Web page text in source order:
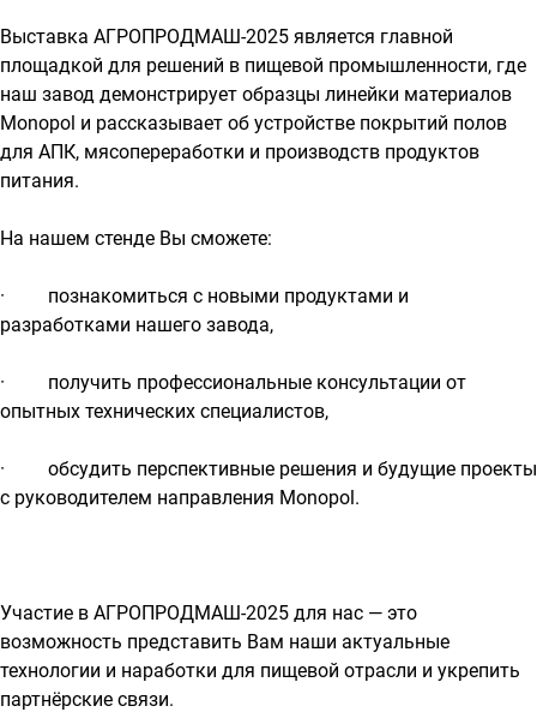
Выставка АГРОПРОДМАШ-2025 является главной
площадкой для решений в пищевой промышленности, где
наш завод демонстрирует образцы линейки материалов
Monopol и рассказывает об устройстве покрытий полов
для АПК, мясопереработки и производств продуктов
питания.
На нашем стенде Вы сможете:
· познакомиться с новыми продуктами и
разработками нашего завода,
· получить профессиональные консультации от
опытных технических специалистов,
· обсудить перспективные решения и будущие проекты
с руководителем направления Monopol.
Участие в АГРОПРОДМАШ-2025 для нас — это
возможность представить Вам наши актуальные
технологии и наработки для пищевой отрасли и укрепить
партнёрские связи.